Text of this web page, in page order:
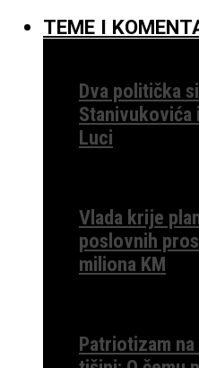
TEME I
Dva politička
Stanivukovića
Luci
Vlada krije
poslovnih
miliona KM
Patriotizam